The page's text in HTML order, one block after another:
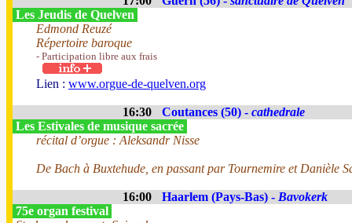
Les Jeudis de Quelven
Edmond Reuzé
Répertoire baroque
- Participation libre aux frais
Lien : www.orgue-de-quelven.org
16:30 Coutances (50) - cathedrale
Les Estivales de musique sacrée
récital d’orgue : Aleksandr Nisse
De Bach à Buxtehude, en passant par Tournemire et Danièle
16:00 Haarlem (Pays-Bas) - Bavokerk
75e organ festival